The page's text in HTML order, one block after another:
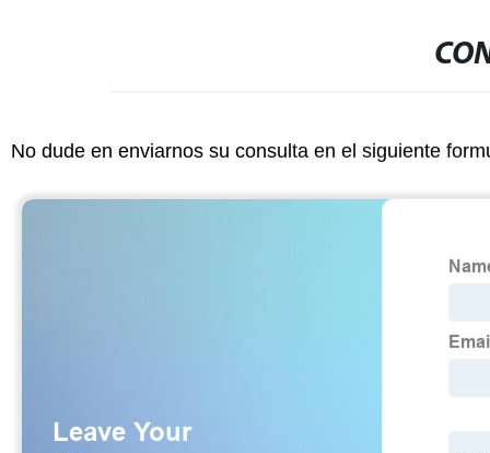
No dude en enviarnos su consulta en el siguiente